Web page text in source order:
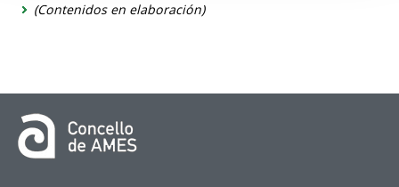
(Contenidos en elaboración)